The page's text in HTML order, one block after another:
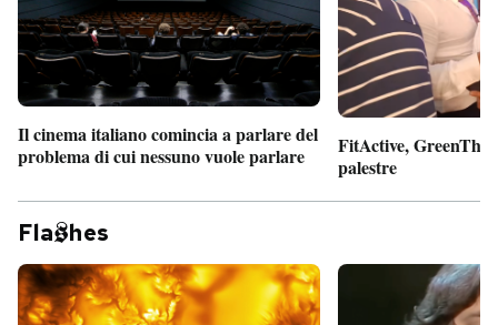
Il cinema italiano comincia a parlare del
problema di cui nessuno vuole parlare
FitActive,
palestre
Fla hes